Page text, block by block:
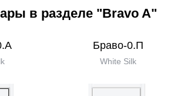
в разделе "Bravo A"
Браво-0.П
White Silk